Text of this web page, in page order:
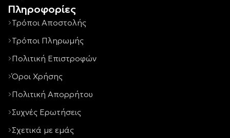
Πληροφορίες
Τρόποι Αποστολής
Τρόποι Πληρωμής
Πολιτική Επιστροφών
Όροι Χρήσης
Πολιτική Απορρήτου
Συχνές Ερωτήσεις
Σχετικά με εμάς